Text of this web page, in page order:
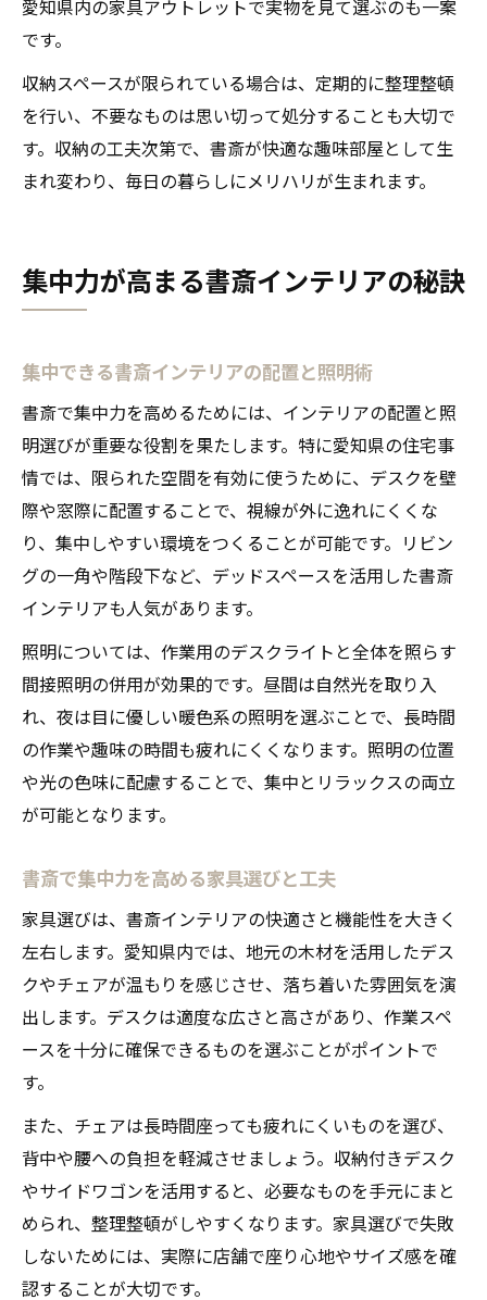
愛知県内の家具アウトレットで実物を見て選ぶのも一案
です。
収納スペースが限られている場合は、定期的に整理整頓
を行い、不要なものは思い切って処分することも大切で
す。収納の工夫次第で、書斎が快適な趣味部屋として生
まれ変わり、毎日の暮らしにメリハリが生まれます。
集中力が高まる書斎インテリアの秘訣
集中できる書斎インテリアの配置と照明術
書斎で集中力を高めるためには、インテリアの配置と照
明選びが重要な役割を果たします。特に愛知県の住宅事
情では、限られた空間を有効に使うために、デスクを壁
際や窓際に配置することで、視線が外に逸れにくくな
り、集中しやすい環境をつくることが可能です。リビン
グの一角や階段下など、デッドスペースを活用した書斎
インテリアも人気があります。
照明については、作業用のデスクライトと全体を照らす
間接照明の併用が効果的です。昼間は自然光を取り入
れ、夜は目に優しい暖色系の照明を選ぶことで、長時間
の作業や趣味の時間も疲れにくくなります。照明の位置
や光の色味に配慮することで、集中とリラックスの両立
が可能となります。
書斎で集中力を高める家具選びと工夫
家具選びは、書斎インテリアの快適さと機能性を大きく
左右します。愛知県内では、地元の木材を活用したデス
クやチェアが温もりを感じさせ、落ち着いた雰囲気を演
出します。デスクは適度な広さと高さがあり、作業スペ
ースを十分に確保できるものを選ぶことがポイントで
す。
また、チェアは長時間座っても疲れにくいものを選び、
背中や腰への負担を軽減させましょう。収納付きデスク
やサイドワゴンを活用すると、必要なものを手元にまと
められ、整理整頓がしやすくなります。家具選びで失敗
しないためには、実際に店舗で座り心地やサイズ感を確
認することが大切です。